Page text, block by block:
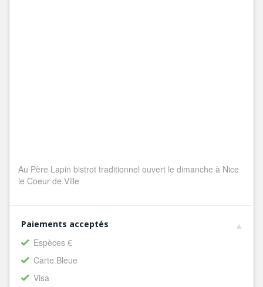
Au Père Lapin bistrot traditionnel ouvert le dimanche à Nice
le Coeur de Ville
Paiements acceptés
Espèces €
Carte Bleue
Visa